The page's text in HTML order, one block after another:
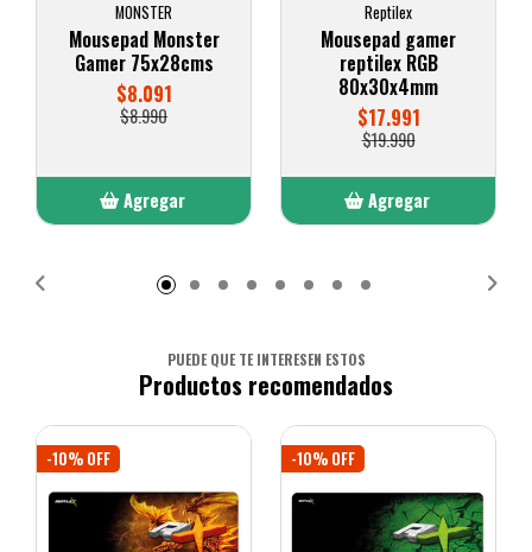
MONSTER
Mousepad Monster
Gamer 75x28cms
$8.091
$8.990
Agregar
Reptilex
Mousepad gamer
reptilex RGB
80x30x4mm
$17.991
$19.990
Agregar
PUEDE QUE TE INTERESEN ESTOS
Productos recomendados
-10% OFF -10% OFF